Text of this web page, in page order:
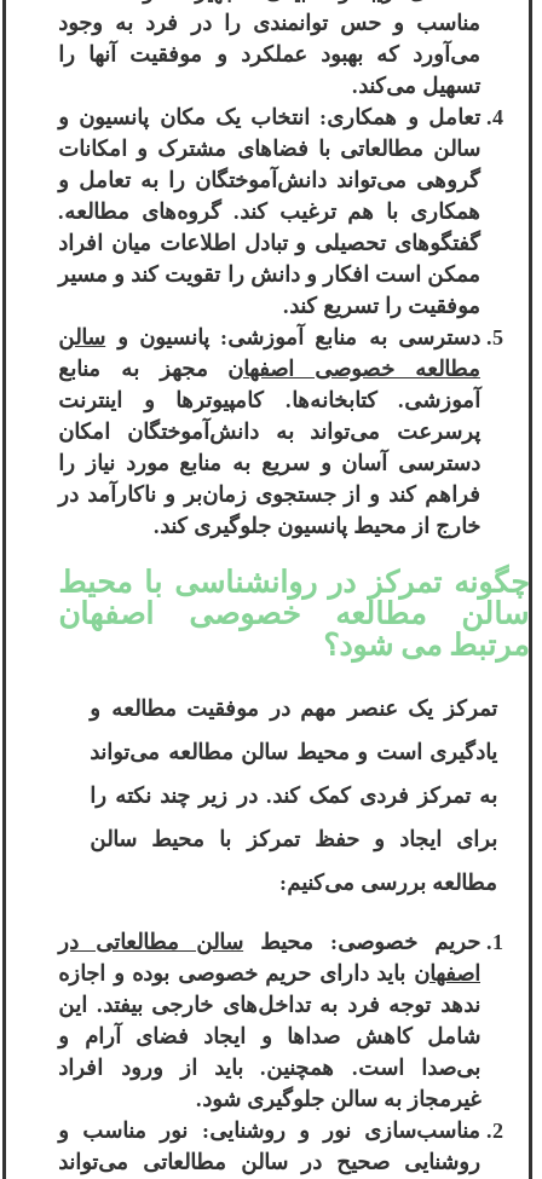
مناسب و حس توانمندی را در فرد به وجود
می‌آورد که بهبود عملکرد و موفقیت آنها را
تسهیل می‌کند.
تعامل و همکاری: انتخاب یک مکان پانسیون و
سالن مطالعاتی با فضاهای مشترک و امکانات
گروهی می‌تواند دانش‌آموختگان را به تعامل و
همکاری با هم ترغیب کند. گروه‌های مطالعه.
گفتگوهای تحصیلی و تبادل اطلاعات میان افراد
ممکن است افکار و دانش را تقویت کند و مسیر
موفقیت را تسریع کند.
دسترسی به منابع آموزشی: پانسیون و سالن
مطالعه خصوصی اصفهان مجهز به منابع
آموزشی. کتابخانه‌ها. کامپیوترها و اینترنت
پرسرعت می‌تواند به دانش‌آموختگان امکان
دسترسی آسان و سریع به منابع مورد نیاز را
فراهم کند و از جستجوی زمان‌بر و ناکارآمد در
خارج از محیط پانسیون جلوگیری کند.
چگونه تمرکز در روانشناسی با محیط
سالن مطالعه خصوصی اصفهان
مرتبط می شود؟
تمرکز یک عنصر مهم در موفقیت مطالعه و
یادگیری است و محیط سالن مطالعه می‌تواند
به تمرکز فردی کمک کند. در زیر چند نکته را
برای ایجاد و حفظ تمرکز با محیط سالن
مطالعه بررسی می‌کنیم:
حریم خصوصی: محیط سالن مطالعاتی در
اصفهان باید دارای حریم خصوصی بوده و اجازه
ندهد توجه فرد به تداخل‌های خارجی بیفتد. این
شامل کاهش صداها و ایجاد فضای آرام و
بی‌صدا است. همچنین. باید از ورود افراد
غیرمجاز به سالن جلوگیری شود.
مناسب‌سازی نور و روشنایی: نور مناسب و
روشنایی صحیح در سالن مطالعاتی می‌تواند